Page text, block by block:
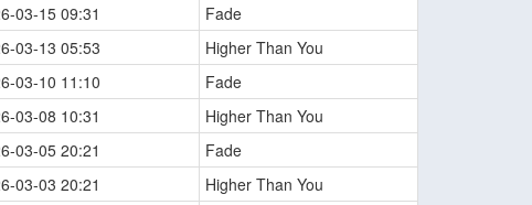
03-15 09:31
Fade
03-13 05:53
Higher Than You
03-10 11:10
Fade
03-08 10:31
Higher Than You
03-05 20:21
Fade
03-03 20:21
Higher Than You